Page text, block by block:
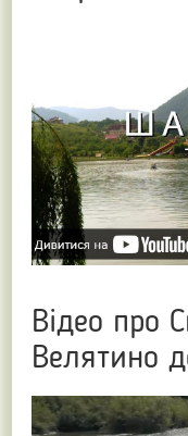
Відео про
Велятино